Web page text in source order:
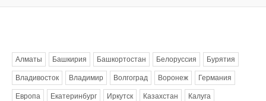
Алматы Башкирия Башкортостан Белоруссия Бурятия
Владивосток Владимир Волгоград Воронеж Германия
Европа Екатеринбург Иркутск Казахстан Калуга